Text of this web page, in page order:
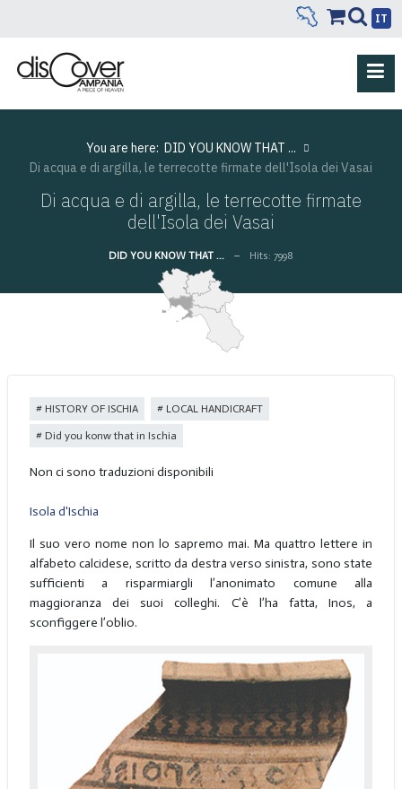
IT
You are here: DID YOU KNOW THAT ...
Di acqua e di argilla, le terrecotte firmate dell'Isola dei Vasai
Di acqua e di argilla, le terrecotte firmate
dell'Isola dei Vasai
DID YOU KNOW THAT ... Hits: 7998
HISTORY OF ISCHIA LOCAL HANDICRAFT
Did you konw that in Ischia
Non ci sono traduzioni disponibili
Isola d'Ischia
Il suo vero nome non lo sapremo mai. Ma quattro lettere in
alfabeto calcidese, scritto da destra verso sinistra, sono state
sufficienti a risparmiargli l’anonimato comune alla
maggioranza dei suoi colleghi. C’è l’ha fatta, Inos, a
sconfiggere l’oblio.